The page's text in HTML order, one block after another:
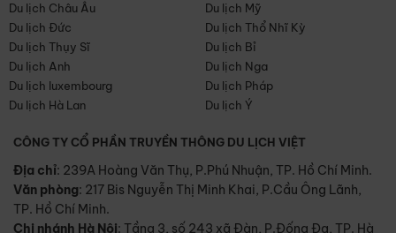
Du lịch Châu Âu
Du lịch Mỹ
Du lịch Đức
Du lịch Thổ Nhĩ Kỳ
Du lịch Thụy Sĩ
Du lịch Bỉ
Du lịch Anh
Du lịch Nga
Du lịch luxembourg
Du lịch Pháp
Du lịch Hà Lan
Du lịch Ý
CÔNG TY CỔ PHẦN TRUYỀN THÔNG DU LỊCH VIỆT
Địa chỉ: 239A Hoàng Văn Thụ, P.Phú Nhuận, TP. Hồ Chí Minh.
Văn phòng: 217 Bis Nguyễn Thị Minh Khai, P.Cầu Ông Lãnh,
TP. Hồ Chí Minh.
Chi nhánh Hà Nội: Tầng 3, số 243 xã Đàn, P.Đống Đa, TP. Hà